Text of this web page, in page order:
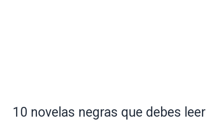
10 novelas negras que debes leer